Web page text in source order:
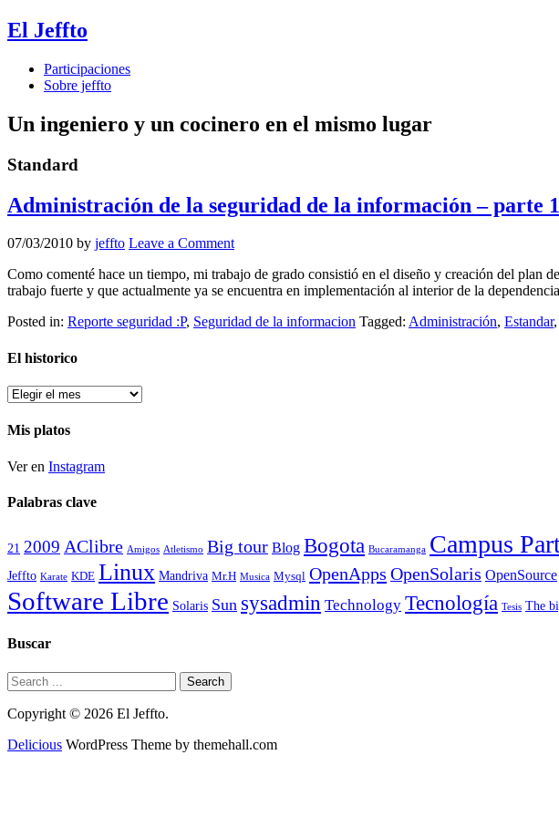
El Jeffto
Participaciones
Sobre jeffto
Un ingeniero y un cocinero en el mismo lugar
Standard
Administración de la seguridad de la información – parte 1
07/03/2010 by jeffto Leave a Comment
Como comenté hace un tiempo, mi trabajo de grado consistió en el diseño y creación del plan
trabajo fuerte y que actualmente ya se encuentra en implementación al interior de la
Posted in: Reporte seguridad :P, Seguridad de la informacion Tagged: Administración, Estandar,
El historico
El
Mis platos
Ver en Instagram
Palabras clave
21 2009 AClibre Amigos Atletismo Big tour Blog Bogota Bucaramanga Campus
Jeffto Karate KDE Linux Mandriva Mr.H Musica Mysql OpenApps OpenSolaris OpenSource
Software Libre Solaris Sun sysadmin Technology Tecnología Tesis The
Buscar
Copyright © 2026 El Jeffto.
Delicious WordPress Theme by themehall.com